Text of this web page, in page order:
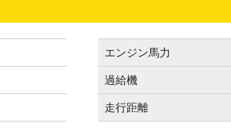
エンジン馬力
過給機
走行距離